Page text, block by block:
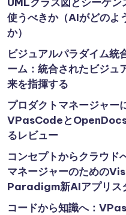
使うべきか（AIがどのよ
か）
ビジュアルパラダイム統
ーム：統合されたビジュ
来を指揮する
プロダクトマネージャー
VPasCodeと
るレビュー
コンセプトからクラウド
マネージャーのための
Paradigm新AIアプリス
コードから知識へ：